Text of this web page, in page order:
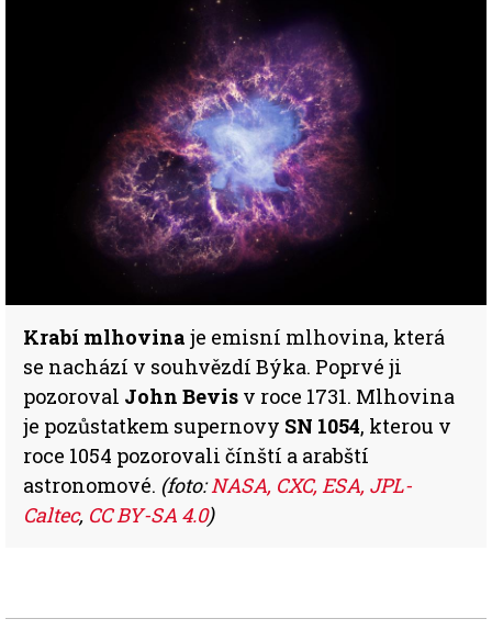
Krabí mlhovina je emisní mlhovina, která
se nachází v souhvězdí Býka. Poprvé ji
pozoroval John Bevis v roce 1731. Mlhovina
je pozůstatkem supernovy SN 1054, kterou v
roce 1054 pozorovali čínští a arabští
astronomové. (foto:NASA, CXC, ESA, JPL-
Caltec, CC BY-SA 4.0)